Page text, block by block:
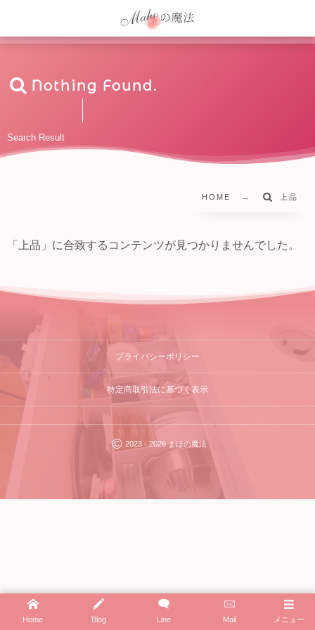
Nothing Found.
Search Result
HOME 上品
「上品」に合致するコンテンツが見つかりませんでした。
メニュー
Home Blog Line Mail
プライバシーポリシー
特定商取引法に基づく表示
© 2023 - 2026 まほの魔法